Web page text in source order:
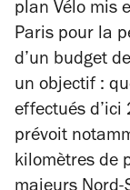
plan Vélo mis
Paris pour la
d’un budget
un objectif :
effectués
prévoit
kilomètres de